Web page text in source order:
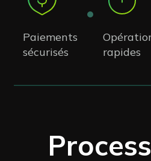
Paiements
sécurisés
rapides